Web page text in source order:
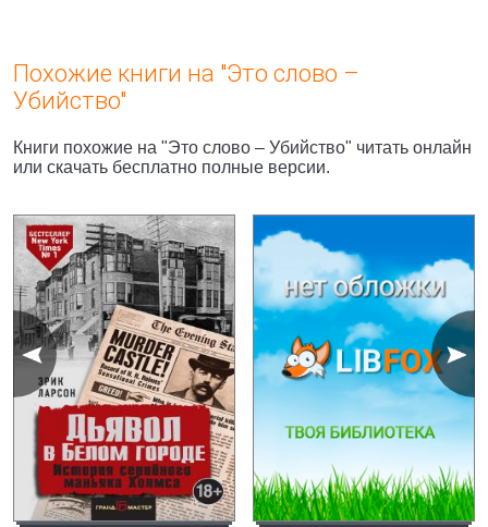
Похожие книги на "Это слово –
Убийство"
Книги похожие на "Это слово – Убийство" читать онлайн
или скачать бесплатно полные версии.